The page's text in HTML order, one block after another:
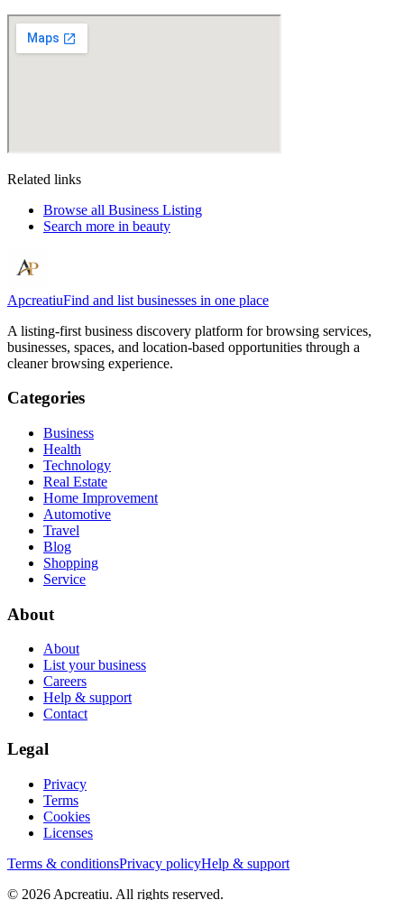
Related links
Browse all Business Listing
Search more in beauty
ApcreatiuFind and list businesses in one place
A listing-first business discovery platform for browsing services,
businesses, spaces, and location-based opportunities through a
cleaner browsing experience.
Categories
Business
Health
Technology
Real Estate
Home Improvement
Automotive
Travel
Blog
Shopping
Service
About
About
List your business
Careers
Help & support
Contact
Legal
Privacy
Terms
Cookies
Licenses
Terms & conditionsPrivacy policyHelp & support
© 2026 Apcreatiu. All rights reserved.